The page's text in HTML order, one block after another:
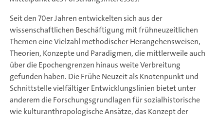
Seit den 70er Jahren entwickelten sich aus der
wissenschaftlichen Beschäftigung mit frühneuzeitlichen
Themen eine Vielzahl methodischer Herangehensweisen,
Theorien, Konzepte und Paradigmen, die mittlerweile auch
über die Epochengrenzen hinaus weite Verbreitung
gefunden haben. Die Frühe Neuzeit als Knotenpunkt und
Schnittstelle vielfältiger Entwicklungslinien bietet unter
anderem die Forschungsgrundlagen für sozialhistorische
wie kulturanthropologische Ansätze, das Konzept der